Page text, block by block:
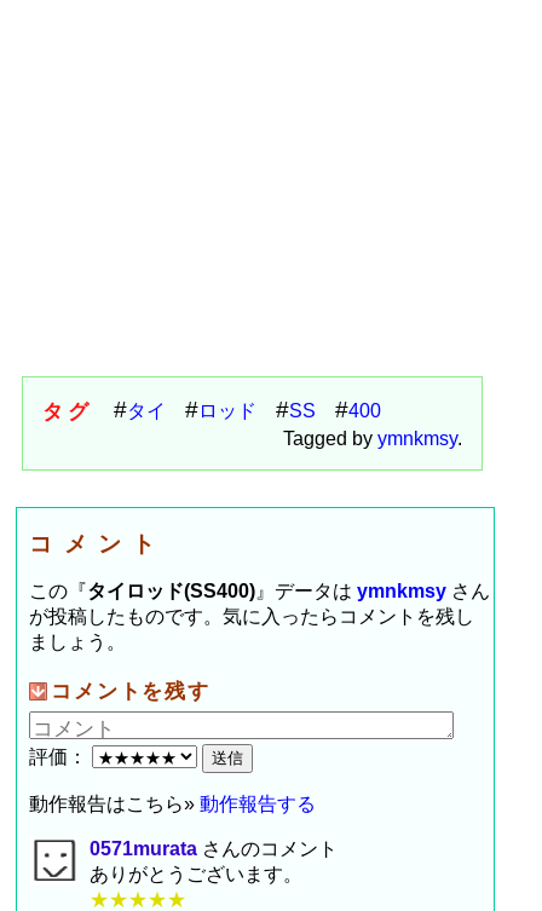
タグ タイ ロッド SS
400
Tagged by ymnkmsy.
コメント
この『タイロッド(SS400) 』データはymnkmsy さん
が投稿したものです。気に入ったらコメントを残し
ましょう。
コメントを残す
評価：
動作報告はこちら»動作報告する
0571murata さんのコメント
ありがとうございます。
★★★★★